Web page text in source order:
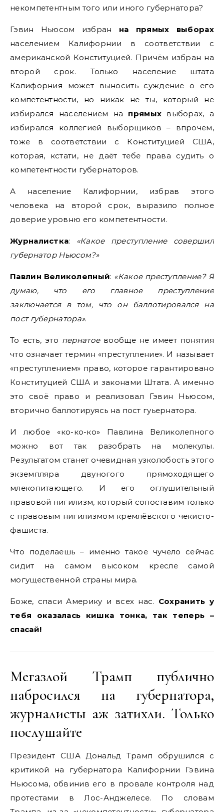
некомпетентным того или иного губернатора?
Гэвин Ньюсом избран на прямых выборах
населением Калифорнии в соответствии с
американской Конституцией. Причём избран на
второй срок. Только население штата
Калифорния может выносить суждение о его
компетентности, но никак не ты, который не
избирался населением на прямых выборах, а
избирался коллегией выборщиков – впрочем,
тоже в соответствии с Конституцией США,
которая, кстати, не даёт тебе права судить о
компетентности губернаторов.
А население Калифорнии, избрав этого
человека на второй срок, выразило полное
доверие уровню его компетентности.
Журналистка:
«Какое преступление совершил
губернатор Ньюсом?»
Павлин Великолепный: «Какое преступление? Я
думаю, что его главное преступление
заключается в том, что он баллотировался на
пост губернатора».
То есть, это пернатоевообще не имеет понятия
что означает термин «преступление». И называет
«преступлением» право, которое гарантировано
Конституцией США и законами Штата. А именно
это своё право и реализовал Гэвин Ньюсом,
вторично баллотируясь на пост гуьернатора.
И любое «ко-ко-ко» Павлина Великолепного
можно вот так разобрать на молекулы.
Результатом станет очевидная узколобость этого
экземпляра двуногого прямоходящего
млекопитающего. И его оглушительный
правовой нигилизм, который сопоставим только
с правовым нигилизмом кремлёвского чекисто-
фашиста.
Что поделаешь – именно такое чучело сейчас
сидит на самом высоком кресле самой
могущественной страны мира.
Боже, спаси Америку и всех нас. Сохранить у
тебя оказалась кишка тонка, так теперь –
спасай!
Мегазлой Трамп публично
набросился на губернатора,
журналисты аж затихли. Только
послушайте
Президент США Дональд Трамп обрушился с
критикой на губернатора Калифорнии Гэвина
Ньюсома, обвинив его в провале контроля над
протестами в Лос-Анджелесе. По словам